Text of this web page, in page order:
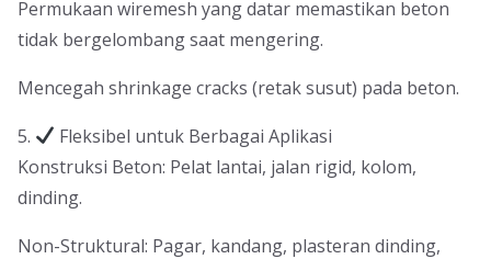
Permukaan wiremesh yang datar memastikan beton
tidak bergelombang saat mengering.
Mencegah shrinkage cracks (retak susut) pada beton.
5.
Fleksibel untuk Berbagai Aplikasi
Konstruksi Beton: Pelat lantai, jalan rigid, kolom,
dinding.
Non-Struktural: Pagar, kandang, plasteran dinding,